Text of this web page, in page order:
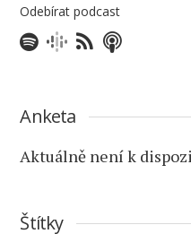
Odebírat podcast
Anketa
Aktuálně není k
Štítky